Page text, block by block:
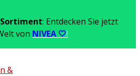
: Entdecken Sie jetzt
von NIVEA 🤍!
&